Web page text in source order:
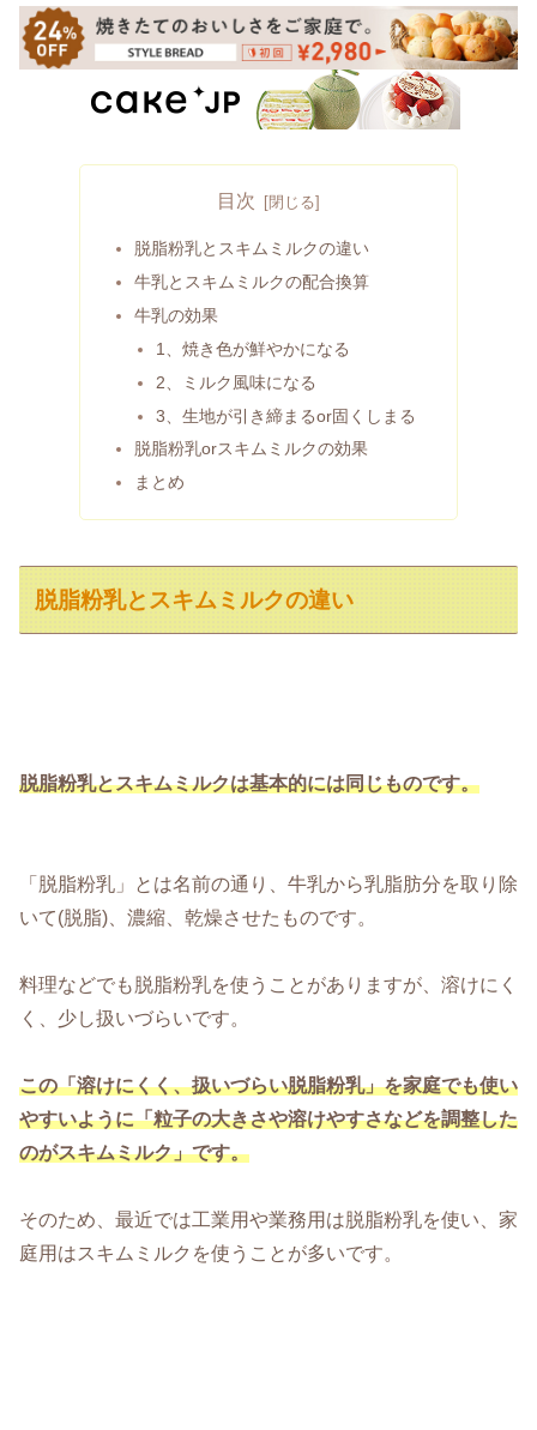
目次
脱脂粉乳とスキムミルクの違い
牛乳とスキムミルクの配合換算
牛乳の効果
1、焼き色が鮮やかになる
2、ミルク風味になる
3、生地が引き締まるor固くしまる
脱脂粉乳orスキムミルクの効果
まとめ
脱脂粉乳とスキムミルクの違い
脱脂粉乳とスキムミルクは基本的には同じものです。
「脱脂粉乳」とは名前の通り、牛乳から乳脂肪分を取り除
いて(脱脂)、濃縮、乾燥させたものです。
料理などでも脱脂粉乳を使うことがありますが、溶けにく
く、少し扱いづらいです。
この「溶けにくく、扱いづらい脱脂粉乳」を家庭でも使い
やすいように「粒子の大きさや溶けやすさなどを調整した
のがスキムミルク」です。
そのため、最近では工業用や業務用は脱脂粉乳を使い、家
庭用はスキムミルクを使うことが多いです。